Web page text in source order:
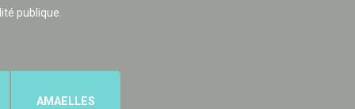
publique.
AMAELLES